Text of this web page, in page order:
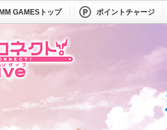
GAMESトップ ポイントチャージ